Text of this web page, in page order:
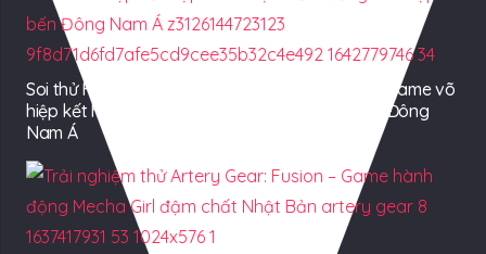
Soi thử Hoàng Dịch Quần Hiệp Truyện Mobile – Game võ
hiệp kết hợp khoa học viễn tưởng vừa cập bến Đông
Nam Á